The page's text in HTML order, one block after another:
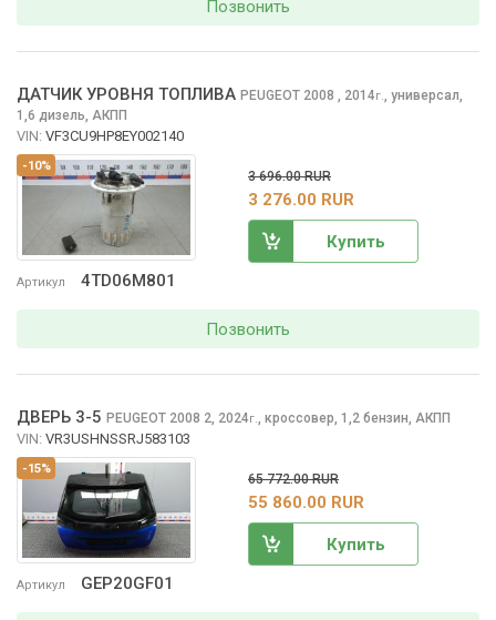
Позвонить
-10%
Артикул 4TD06M801
ДАТЧИК УРОВНЯ ТОПЛИВА PEUGEOT 2008 , 2014г., универсал,
1,6 дизель, АКПП
VIN: VF3CU9HP8EY002140
3 696.00 RUR
3 276.00 RUR
Купить
Позвонить
-15%
Артикул GEP20GF01
ДВЕРЬ 3-5 PEUGEOT 2008 2, 2024г., кроссовер, 1,2 бензин, АКПП
VIN: VR3USHNSSRJ583103
65 772.00 RUR
55 860.00 RUR
Купить